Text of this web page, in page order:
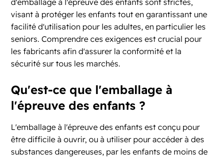
visant à protéger les enfants tout en garantissant une
facilité d'utilisation pour les adultes, en particulier les
seniors. Comprendre ces exigences est crucial pour
les fabricants afin d'assurer la conformité et la
sécurité sur tous les marchés.
Qu'est-ce que l'emballage à
l'épreuve des enfants ?
L'emballage à l'épreuve des enfants est conçu pour
être difficile à ouvrir, ou à utiliser pour accéder à des
substances dangereuses, par les enfants de moins de